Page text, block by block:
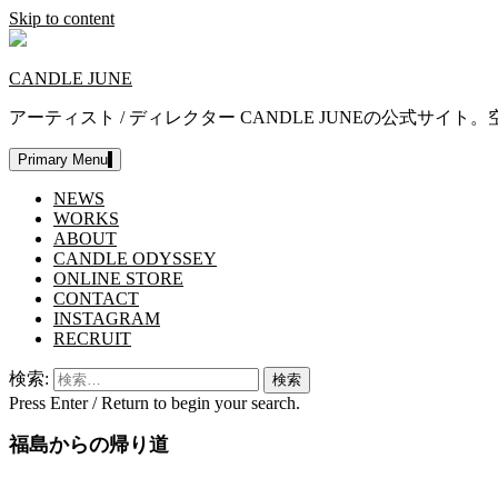
Skip to content
CANDLE JUNE
アーティスト / ディレクター CANDLE JUNEの公式サイト
Primary Menu
NEWS
WORKS
ABOUT
CANDLE ODYSSEY
ONLINE STORE
CONTACT
INSTAGRAM
RECRUIT
検索:
Press Enter / Return to begin your search.
福島からの帰り道